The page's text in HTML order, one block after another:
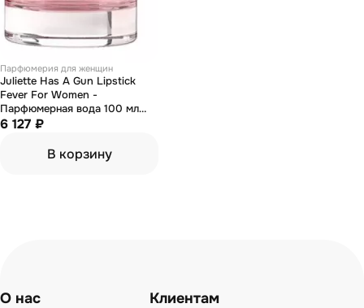
Парфюмерия для женщин
Juliette Has А Gun Lipstick
Fever For Women -
Парфюмерная вода 100 мл
(тестер)
6 127 ₽
В корзину
О нас
Клиентам